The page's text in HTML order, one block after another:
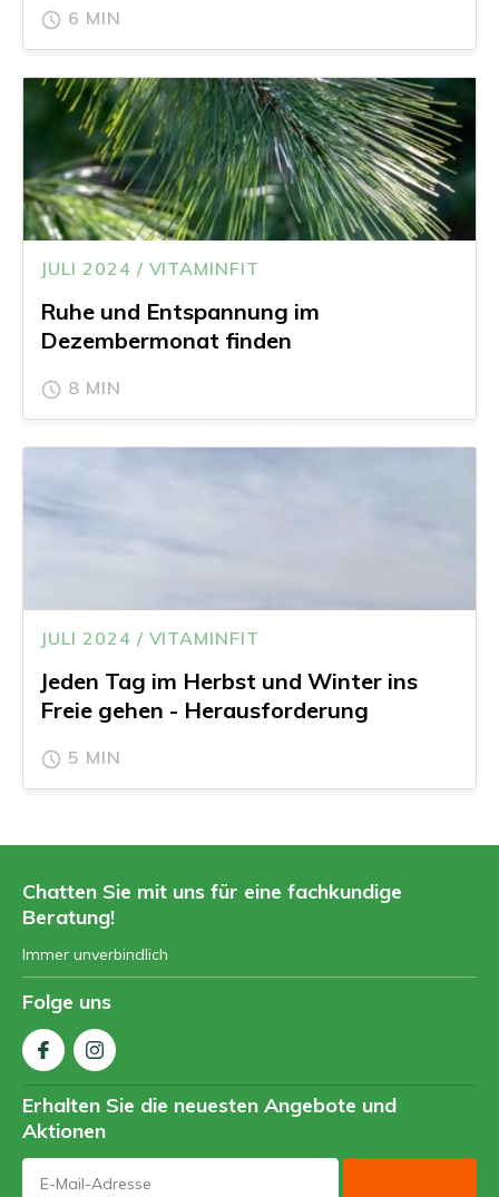
6 MIN
JULI 2024 / VITAMINFIT
Ruhe und Entspannung im
Dezembermonat finden
8 MIN
JULI 2024 / VITAMINFIT
Jeden Tag im Herbst und Winter ins
Freie gehen - Herausforderung
5 MIN
Chatten Sie mit uns für eine fachkundige
Beratung!
Immer unverbindlich
Folge uns
Erhalten Sie die neuesten Angebote und
Aktionen